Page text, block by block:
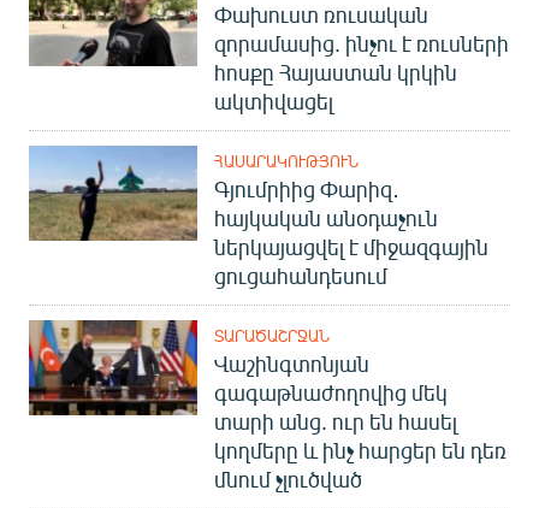
Փախուստ ռուսական
զորամասից. ինչու է ռուսների
հոսքը Հայաստան կրկին
ակտիվացել
ՀԱՍԱՐԱԿՈՒԹՅՈՒՆ
Գյումրիից Փարիզ․
հայկական անօդաչուն
ներկայացվել է միջազգային
ցուցահանդեսում
ՏԱՐԱԾԱՇՐՋԱՆ
Վաշինգտոնյան
գագաթնաժողովից մեկ
տարի անց. ուր են հասել
կողմերը և ինչ հարցեր են դեռ
մնում չլուծված